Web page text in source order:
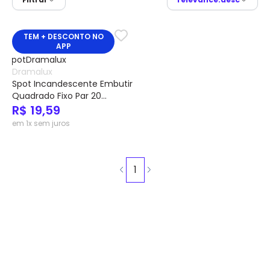
TEM + DESCONTO NO
APP
Dramalux
Spot Incandescente Embutir
Quadrado Fixo Par 20
Ref.15001 - Dramalux
R$ 19,59
em 1x sem juros
1